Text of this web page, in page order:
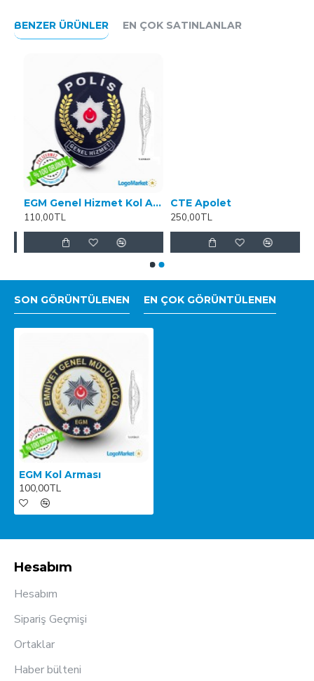
BENZER ÜRÜNLER EN ÇOK SATINLANLAR
EGM Genel Hizmet Kol Arması
110,00TL
CTE Apolet
250,00TL
SON GÖRÜNTÜLENEN EN ÇOK GÖRÜNTÜLENEN
EGM Kol Arması
100,00TL
Hesabım
Hesabım
Sipariş Geçmişi
Ortaklar
Haber bülteni